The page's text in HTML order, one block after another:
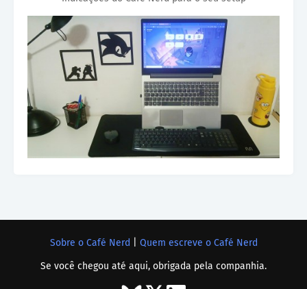
Sobre o Café Nerd
Quem escreve o Café Nerd
Se você chegou até aqui, obrigada pela companhia.